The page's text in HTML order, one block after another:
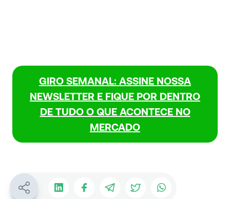
GIRO SEMANAL: ASSINE NOSSA
NEWSLETTER E FIQUE POR DENTRO
DE TUDO O QUE ACONTECE NO
MERCADO